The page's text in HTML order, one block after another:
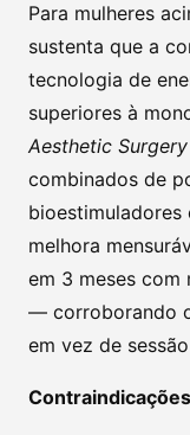
Para mulheres
sustenta que a
tecnologia de
superiores à
Aesthetic
combinados de
bioestimuladores
melhora
em 3 meses com
— corroborando
em vez de